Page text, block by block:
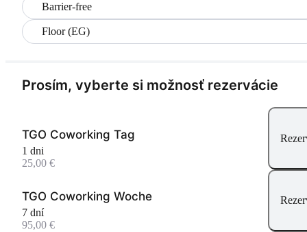
Barrier-free
Floor (EG)
Prosím, vyberte si možnosť rezervácie
TGO Coworking Tag
1 dni
25,00 €
TGO Coworking Woche
7 dní
95,00 €